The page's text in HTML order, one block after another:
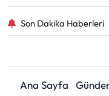
Son Dakika Haberleri
Ana Sayfa